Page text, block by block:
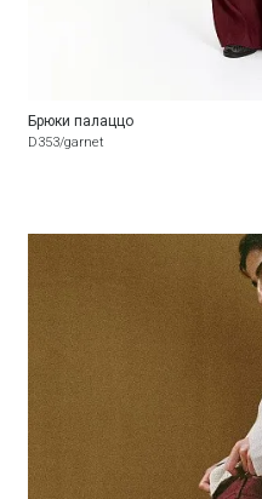
Брюки палаццо
D353/garnet